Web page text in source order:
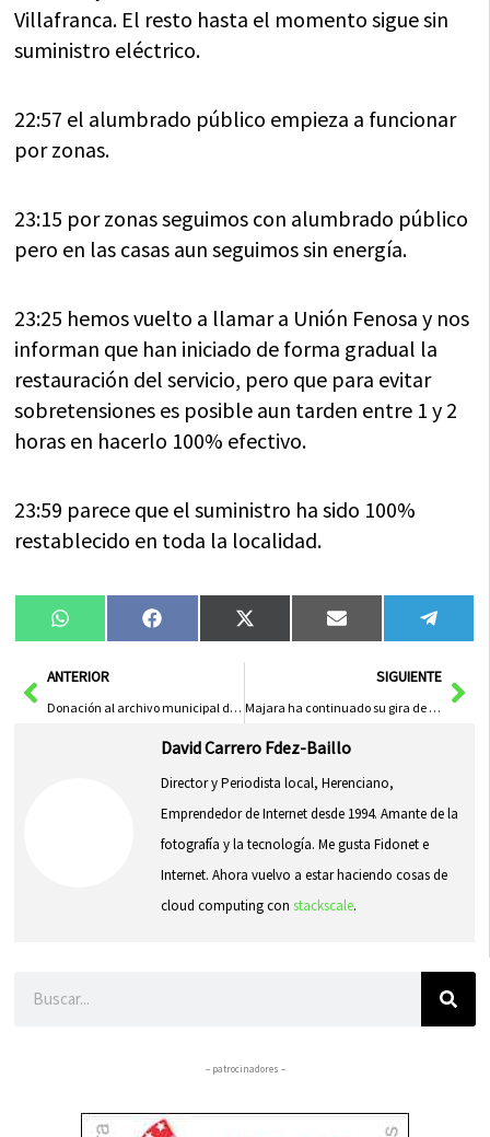
Villafranca. El resto hasta el momento sigue sin
suministro eléctrico.
22:57 el alumbrado público empieza a funcionar
por zonas.
23:15 por zonas seguimos con alumbrado público
pero en las casas aun seguimos sin energía.
23:25 hemos vuelto a llamar a Unión Fenosa y nos
informan que han iniciado de forma gradual la
restauración del servicio, pero que para evitar
sobretensiones es posible aun tarden entre 1 y 2
horas en hacerlo 100% efectivo.
23:59 parece que el suministro ha sido 100%
restablecido en toda la localidad.
Compartir
en
WhatsAppCompartir
en
FacebookCompartir
en
X
(Twitter)
Compartir
en
Email
en
AntANTERIOR
Donación al archivo municipal de un antiguo documento sobre el ferrocarril en Herencia
SIGUIENTE
Majara ha continuado su gira de verano durante el mes de julio
David Carrero Fdez-Baillo
Director y Periodista local, Herenciano,
Emprendedor de Internet desde 1994. Amante de la
fotografía y la tecnología. Me gusta Fidonet e
Internet. Ahora vuelvo a estar haciendo cosas de
cloud computing con stackscale.
– patrocinadores –